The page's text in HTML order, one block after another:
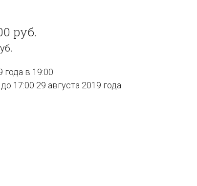
руб.
года в 19:00
17:00 29 августа 2019 года